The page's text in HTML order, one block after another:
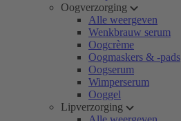
Oogverzorging
Alle weergeven
Wenkbrauw serum
Oogcrème
Oogmaskers & -pads
Oogserum
Wimperserum
Ooggel
Lipverzorging